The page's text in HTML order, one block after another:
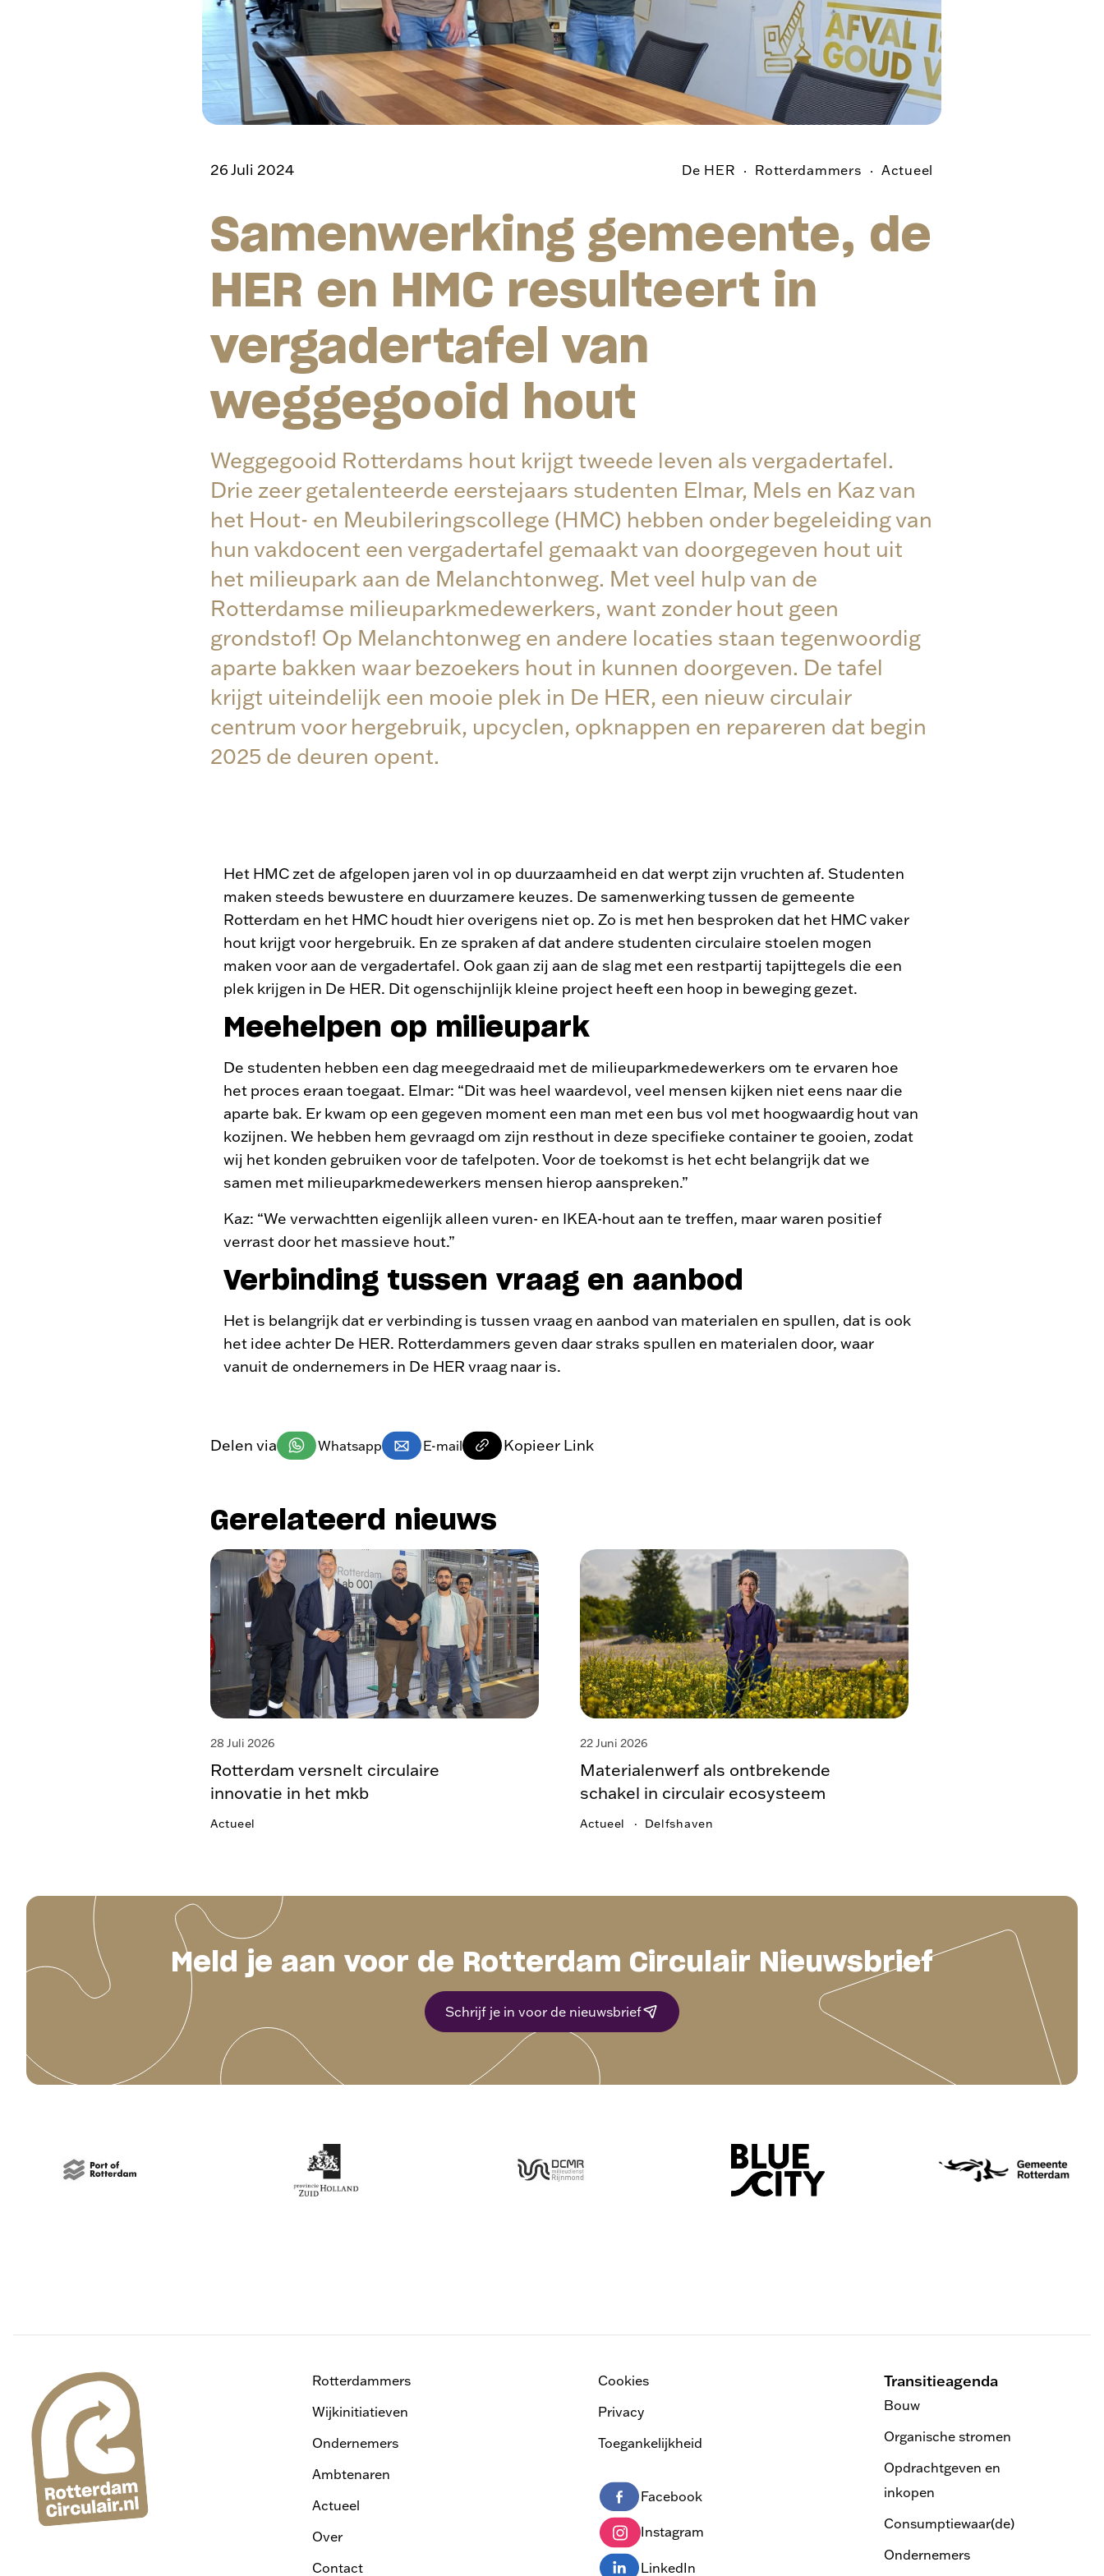
26 Juli 2024 De HER Rotterdammers Actueel
Samenwerking gemeente, de
HER en HMC resulteert in
vergadertafel van
weggegooid hout
Weggegooid Rotterdams hout krijgt tweede leven als vergadertafel.
Drie zeer getalenteerde eerstejaars studenten Elmar, Mels en Kaz van
het Hout- en Meubileringscollege (HMC) hebben onder begeleiding van
hun vakdocent een vergadertafel gemaakt van doorgegeven hout uit
het milieupark aan de Melanchtonweg. Met veel hulp van de
Rotterdamse milieuparkmedewerkers, want zonder hout geen
grondstof! Op Melanchtonweg en andere locaties staan tegenwoordig
aparte bakken waar bezoekers hout in kunnen doorgeven. De tafel
krijgt uiteindelijk een mooie plek in De HER, een nieuw circulair
centrum voor hergebruik, upcyclen, opknappen en repareren dat begin
2025 de deuren opent.
Het HMC zet de afgelopen jaren vol in op duurzaamheid en dat werpt zijn vruchten af. Studenten
maken steeds bewustere en duurzamere keuzes. De samenwerking tussen de gemeente
Rotterdam en het HMC houdt hier overigens niet op. Zo is met hen besproken dat het HMC vaker
hout krijgt voor hergebruik. En ze spraken af dat andere studenten circulaire stoelen mogen
maken voor aan de vergadertafel. Ook gaan zij aan de slag met een restpartij tapijttegels die een
plek krijgen in De HER. Dit ogenschijnlijk kleine project heeft een hoop in beweging gezet.
Meehelpen op milieupark
De studenten hebben een dag meegedraaid met de milieuparkmedewerkers om te ervaren hoe
het proces eraan toegaat. Elmar: “Dit was heel waardevol, veel mensen kijken niet eens naar die
aparte bak. Er kwam op een gegeven moment een man met een bus vol met hoogwaardig hout van
kozijnen. We hebben hem gevraagd om zijn resthout in deze specifieke container te gooien, zodat
wij het konden gebruiken voor de tafelpoten. Voor de toekomst is het echt belangrijk dat we
samen met milieuparkmedewerkers mensen hierop aanspreken.”
Kaz: “We verwachtten eigenlijk alleen vuren- en IKEA-hout aan te treffen, maar waren positief
verrast door het massieve hout.”
Verbinding tussen vraag en aanbod
Het is belangrijk dat er verbinding is tussen vraag en aanbod van materialen en spullen, dat is ook
het idee achter De HER. Rotterdammers geven daar straks spullen en materialen door, waar
vanuit de ondernemers in De HER vraag naar is.
Delen via Whatsapp E-mail Kopieer Link
Gerelateerd nieuws
28 Juli 2026
Rotterdam versnelt circulaire
innovatie in het mkb
Actueel
22 Juni 2026
Materialenwerf als ontbrekende
schakel in circulair ecosysteem
Actueel Delfshaven
Meld je aan voor de Rotterdam Circulair Nieuwsbrief
Schrijf je in voor de nieuwsbrief
Rotterdammers
Wijkinitiatieven
Ondernemers
Ambtenaren
Actueel
Over
Contact
Cookies
Privacy
Toegankelijkheid
Facebook
Instagram
LinkedIn
Transitieagenda
Bouw
Organische stromen
Opdrachtgeven en
inkopen
Consumptiewaar(de)
Ondernemers